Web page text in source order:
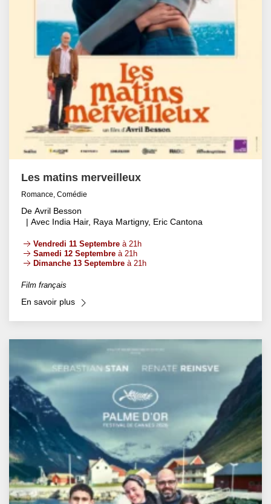
Les matins merveilleux
Romance, Comédie
De Avril Besson
| Avec India Hair, Raya Martigny, Eric Cantona
Vendredi 11 Septembre à 21h
Samedi 12 Septembre à 21h
Dimanche 13 Septembre à 21h
Film français
En savoir plus